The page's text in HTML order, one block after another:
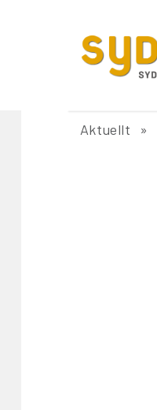
Aktuellt